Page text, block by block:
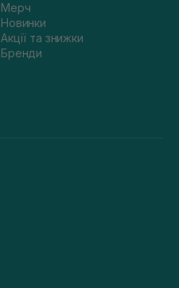
Мерч
Новинки
Акції та знижки
Бренди